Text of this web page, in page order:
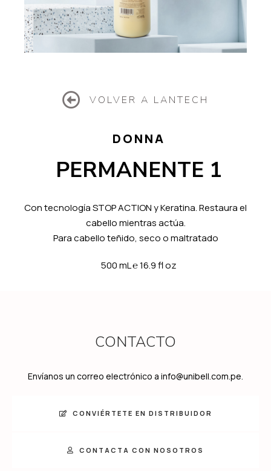
VOLVER A LANTECH
DONNA
PERMANENTE 1
Con tecnología STOP ACTION y Keratina. Restaura el
cabello mientras actúa.
Para cabello teñido, seco o maltratado
500 mL℮16.9 fl oz
CONTACTO
Envíanos un correo electrónico a info@unibell.com.pe.
CONVIÉRTETE EN DISTRIBUIDOR
CONTACTA CON NOSOTROS